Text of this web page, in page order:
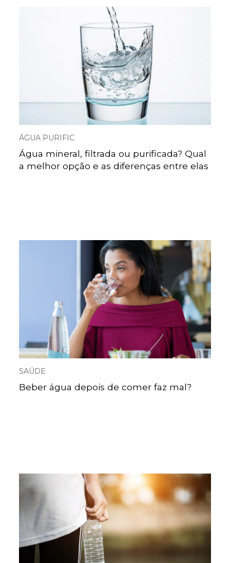
ÁGUA PURIFIC
Água mineral, filtrada ou purificada? Qual
a melhor opção e as diferenças entre elas
SAÚDE
Beber água depois de comer faz mal?